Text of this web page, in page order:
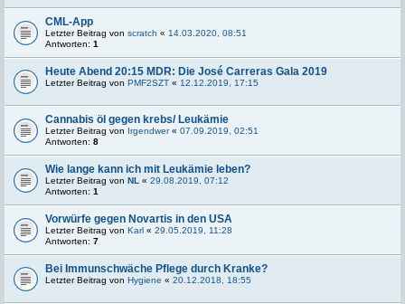
CML-App
Letzter Beitrag von scratch « 14.03.2020, 08:51
Antworten: 1
Heute Abend 20:15 MDR: Die José Carreras Gala 2019
Letzter Beitrag von PMF2SZT « 12.12.2019, 17:15
Cannabis öl gegen krebs/ Leukämie
Letzter Beitrag von Irgendwer« 07.09.2019, 02:51
Antworten: 8
Wie lange kann ich mit Leukämie leben?
Letzter Beitrag von NL « 29.08.2019, 07:12
Antworten: 1
Vorwürfe gegen Novartis in den USA
Letzter Beitrag von Karl « 29.05.2019, 11:28
Antworten: 7
Bei Immunschwäche Pflege durch Kranke?
Letzter Beitrag von Hygiene « 20.12.2018, 18:55